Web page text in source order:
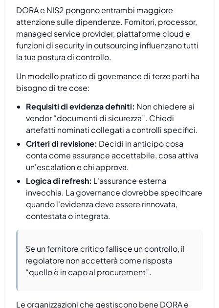
DORA e NIS2 pongono entrambi maggiore
attenzione sulle dipendenze. Fornitori, processor,
managed service provider, piattaforme cloud e
funzioni di security in outsourcing influenzano tutti
la tua postura di controllo.
Un modello pratico di governance di terze parti ha
bisogno di tre cose:
Requisiti di evidenza definiti: Non chiedere ai
vendor “documenti di sicurezza”. Chiedi
artefatti nominati collegati a controlli specifici.
Criteri di revisione: Decidi in anticipo cosa
conta come assurance accettabile, cosa attiva
un'escalation e chi approva.
Logica di refresh: L'assurance esterna
invecchia. La governance dovrebbe specificare
quando l'evidenza deve essere rinnovata,
contestata o integrata.
Se un fornitore critico fallisce un controllo, il
regolatore non accetterà come risposta
“quello è in capo al procurement”.
Le organizzazioni che gestiscono bene DORA e